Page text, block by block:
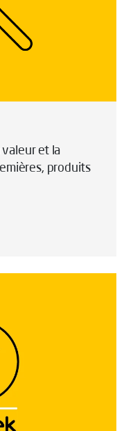
et la
produits